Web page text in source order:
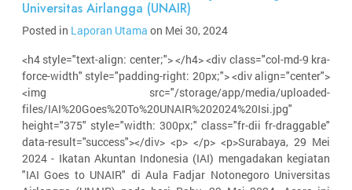
Universitas Airlangga (UNAIR)
Posted in Laporan Utama on Mei 30, 2024
<h4 style="text-align: center;"> </h4> <div class="col-md-9 kra-
force-width" style="padding-right: 20px;"> <div align="center">
<img src="/storage/app/media/uploaded-
files/IAI%20Goes%20To%20UNAIR%202024%20Isi.jpg"
height="375" style="width: 300px;" class="fr-dii fr-draggable"
data-result="success"></div> <p> </p> <p>Surabaya, 29 Mei
2024 - Ikatan Akuntan Indonesia (IAI) mengadakan kegiatan
"IAI Goes to UNAIR" di Aula Fadjar Notonegoro Universitas